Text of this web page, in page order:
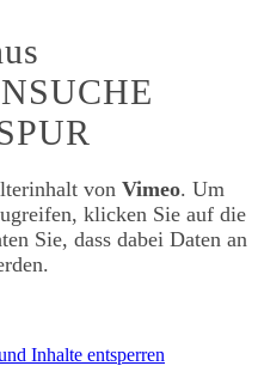
von Vimeo. Um
klicken Sie auf die
Sie, dass dabei Daten an
Inhalte entsperren